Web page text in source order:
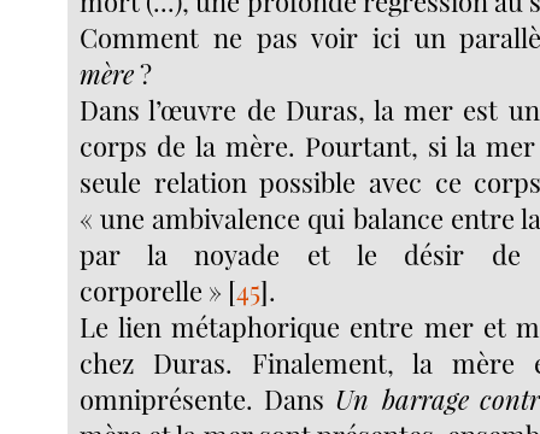
Comment ne pas voir ici un
mère?
Dans l’œuvre de Duras, la mer est
corps de la mère. Pourtant, si la
seule relation possible avec ce
« une ambivalence qui balance entre
par la noyade et le désir de
corporelle » [45].
Le lien métaphorique entre mer et
chez Duras. Finalement, la mère
omniprésente. Dans Un barrage